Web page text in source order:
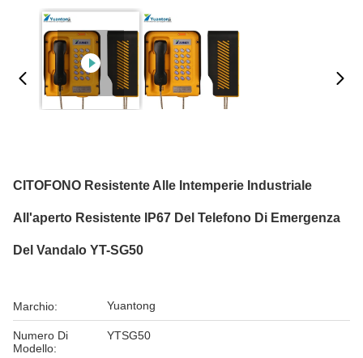
CITOFONO Resistente Alle Intemperie Industriale
All'aperto Resistente IP67 Del Telefono Di Emergenza
Del Vandalo YT-SG50
Marchio: Yuantong
Numero Di
Modello:
YTSG50